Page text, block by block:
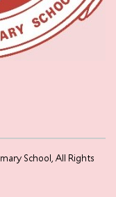
School, All Rights